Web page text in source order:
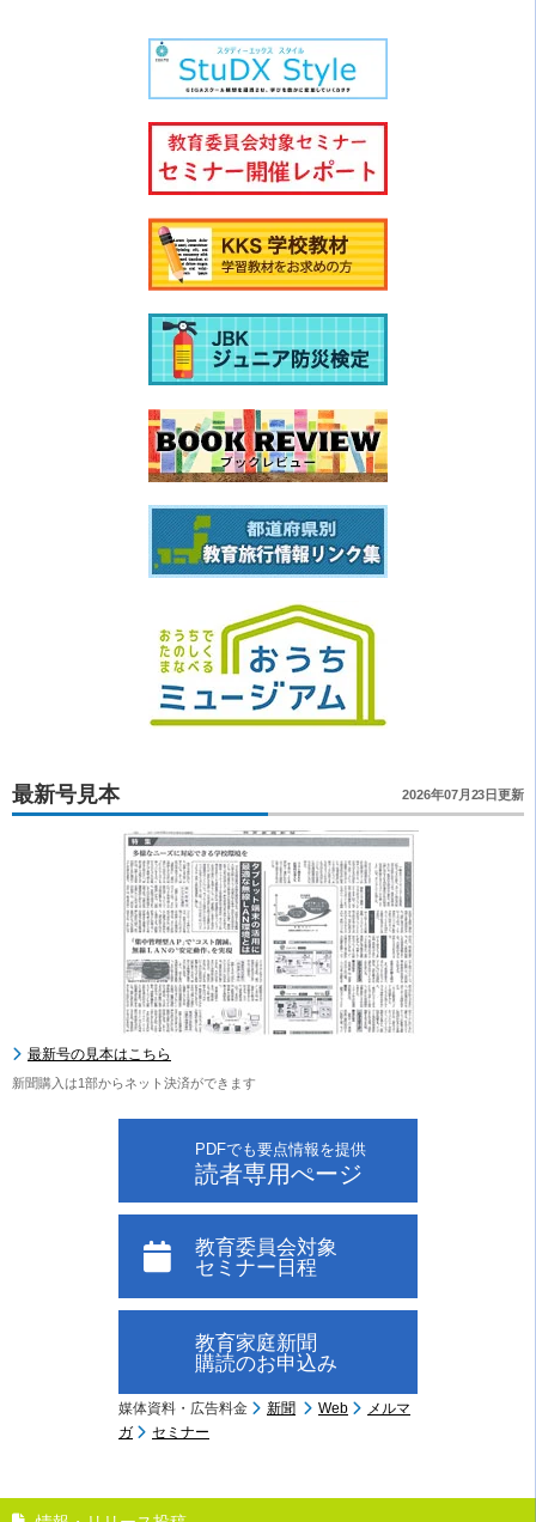
最新号見本 2026年07月23日更新
最新号の見本はこちら
新聞購入は1部からネット決済ができます
PDFでも要点情報を提供
読者専用ぺージ
教育委員会対象
セミナー日程
教育家庭新聞
購読のお申込み
媒体資料・広告料金 新聞 Web
メルマ
ガ
セミナー